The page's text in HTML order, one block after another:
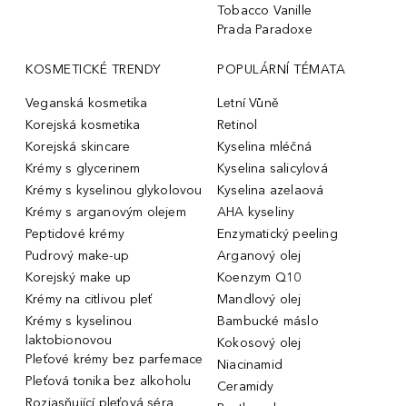
Tobacco Vanille
Prada Paradoxe
KOSMETICKÉ TRENDY
Veganská kosmetika
Korejská kosmetika
Korejská skincare
Krémy s glycerinem
Krémy s kyselinou glykolovou
Krémy s arganovým olejem
Peptidové krémy
Pudrový make-up
Korejský make up
Krémy na citlivou pleť
Krémy s kyselinou
laktobionovou
Pleťové krémy bez parfemace
Pleťová tonika bez alkoholu
Rozjasňující pleťová séra
POPULÁRNÍ TÉMATA
Letní Vůně
Retinol
Kyselina mléčná
Kyselina salicylová
Kyselina azelaová
AHA kyseliny
Enzymatický peeling
Arganový olej
Koenzym Q10
Mandlový olej
Bambucké máslo
Kokosový olej
Niacinamid
Ceramidy